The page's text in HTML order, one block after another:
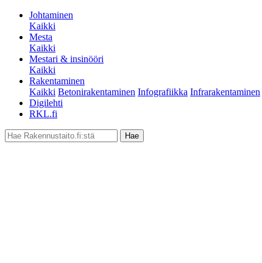
Johtaminen
Kaikki
Mesta
Kaikki
Mestari & insinööri
Kaikki
Rakentaminen
Kaikki Betonirakentaminen Infografiikka Infrarakentaminen
Digilehti
RKL.fi